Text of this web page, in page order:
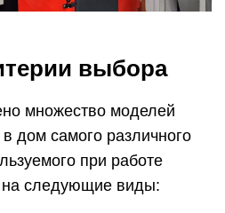
выбора
множество моделей
дом самого различного
при работе
на следующие виды: